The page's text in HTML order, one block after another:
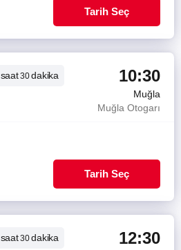
Tarih Seç
saat30dakika 10:30
Muğla
Muğla Otogarı
Tarih Seç
saat30dakika 12:30